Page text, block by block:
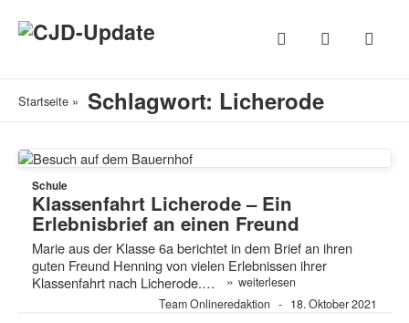
Startseite » Schlagwort: Licherode
Schule
Klassenfahrt Licherode – Ein
Erlebnisbrief an einen Freund
Marie aus der Klasse 6a berichtet in dem Brief an ihren
guten Freund Henning von vielen Erlebnissen ihrer
Klassenfahrt nach Licherode.…
» weiterlesen
Team Onlineredaktion
18. Oktober 2021